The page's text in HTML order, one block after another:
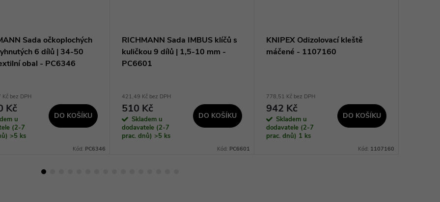
Sada očkoplochých
6 dílů | 34-50
obal - PC6346
bez DPH
Kč
u
(2-7
>5 ks
DO KOŠÍKU
Kód: PC6346
RICHMANN Sada IMBUS klíčů s
kuličkou 9 dílů | 1,5-10 mm -
PC6601
421,49 Kč bez DPH
510 Kč
Skladem u
dodavatele (2-7
prac. dnů) >5 ks
DO KOŠÍKU
Kód: PC6601
KNIPEX Odizolovací kleště
máčené - 1107160
778,51 Kč bez DPH
942 Kč
Skladem u
dodavatele (2-7
prac. dnů) 1 ks
DO KOŠÍKU
Kód: 1107160